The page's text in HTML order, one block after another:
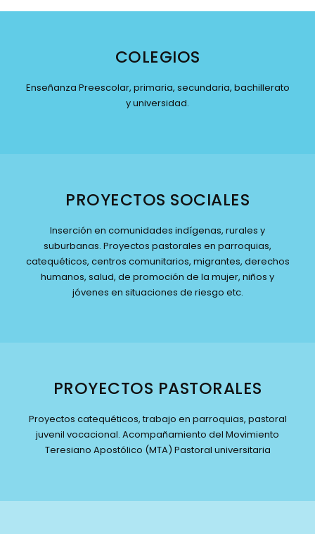
COLEGIOS
Enseñanza Preescolar, primaria, secundaria, bachillerato
y universidad.
PROYECTOS SOCIALES
Inserción en comunidades indígenas, rurales y
suburbanas. Proyectos pastorales en parroquias,
catequéticos, centros comunitarios, migrantes, derechos
humanos, salud, de promoción de la mujer, niños y
jóvenes en situaciones de riesgo etc.
PROYECTOS PASTORALES
Proyectos catequéticos, trabajo en parroquias, pastoral
juvenil vocacional. Acompañamiento del Movimiento
Teresiano Apostólico (MTA) Pastoral universitaria